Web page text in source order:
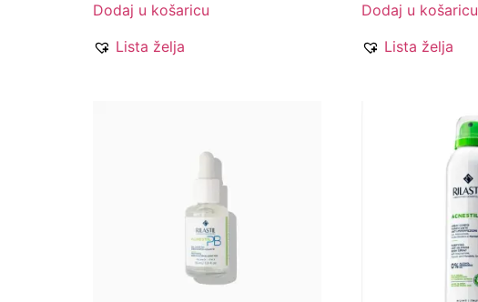
Dodaj u košaricu
Lista želja
Dodaj u košaricu
Lista želja